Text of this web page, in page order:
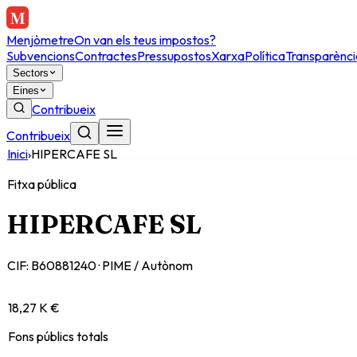
MenjòmetreOn van els teus impostos?
SubvencionsContractesPressupostosXarxaPolítica
Sectors
Eines
Contribueix
Contribueix
Inici›HIPERCAFE SL
Fitxa pública
HIPERCAFE SL
CIF: B60881240· PIME / Autònom
18,27 K €
Fons públics totals